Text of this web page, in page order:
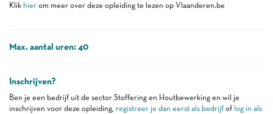
Klik hier om meer over deze opleiding te lezen op Vlaanderen.be
Max. aantal uren: 40
Inschrijven?
Ben je een bedrijf uit de sector Stoffering en Houtbewerking en wil je
inschrijven voor deze opleiding, registreer je dan eerst als bedrijf of log in als